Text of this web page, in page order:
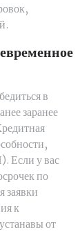
в
заранее
Если у вас
по
заявки
к
от